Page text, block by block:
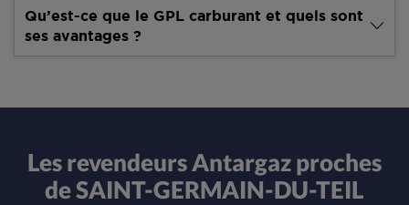
Qu’est-ce que le GPL carburant et quels sont
ses avantages ?
Les revendeurs Antargaz proches
de SAINT-GERMAIN-DU-TEIL